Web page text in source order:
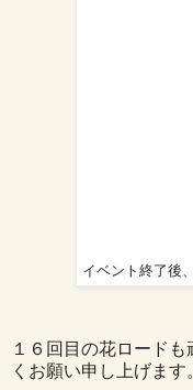
イベント終了後
１６回目の花ロード
くお願い申し上げます